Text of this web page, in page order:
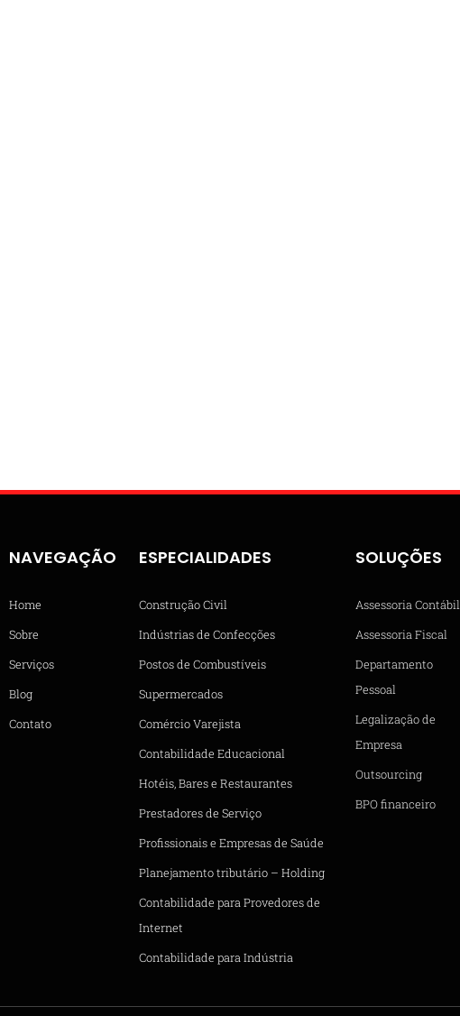
NAVEGAÇÃO
Home
Sobre
Serviços
Blog
Contato
ESPECIALIDADES
Construção Civil
Indústrias de Confecções
Postos de Combustíveis
Supermercados
Comércio Varejista
Contabilidade Educacional
Hotéis, Bares e Restaurantes
Prestadores de Serviço
Profissionais e Empresas de Saúde
Planejamento tributário – Holding
Contabilidade para Provedores de
Internet
Contabilidade para Indústria
SOLUÇÕES
Assessoria Contábil
Assessoria Fiscal
Departamento
Pessoal
Legalização de
Empresa
Outsourcing
BPO financeiro